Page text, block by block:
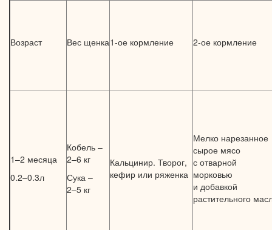
Возраст Вес щенка1-ое кормление 2-ое кормление
1–2 месяца
0.2–0.3л
Кобель –
2–6 кг
Сука –
2–5 кг
Кальцинир. Творог,
кефир или ряженка
Мелко нарезанное
сырое мясо
с отварной
морковью
и добавкой
растительного